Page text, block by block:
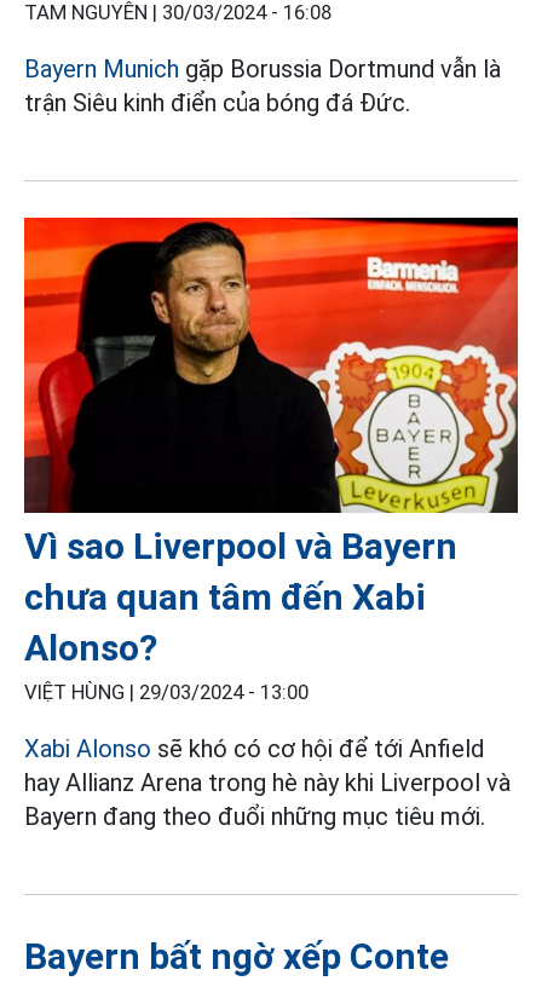
TAM NGUYÊN | 30/03/2024 - 16:08
Bayern Munich gặp Borussia Dortmund vẫn là
trận Siêu kinh điển của bóng đá Đức.
Vì sao Liverpool và Bayern
chưa quan tâm đến Xabi
Alonso?
VIỆT HÙNG | 29/03/2024 - 13:00
Xabi Alonso sẽ khó có cơ hội để tới Anfield
hay Allianz Arena trong hè này khi Liverpool và
Bayern đang theo đuổi những mục tiêu mới.
Bayern bất ngờ xếp Conte